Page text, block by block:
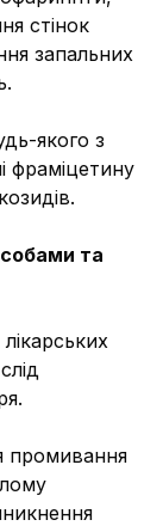
стінок
запальних
якого з
фраміцетину
та
промивання